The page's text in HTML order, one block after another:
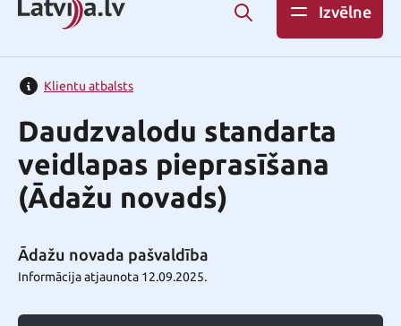
Izvēlne
Klientu atbalsts
Daudzvalodu standarta
veidlapas pieprasīšana
(Ādažu novads)
Ādažu novada pašvaldība
Informācija atjaunota 12.09.2025.